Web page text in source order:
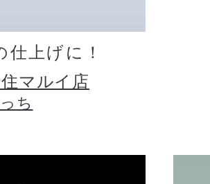
仕上げに！
マルイ店
ち